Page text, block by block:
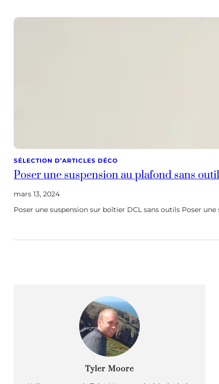
SÉLECTION D’ARTICLES DÉCO
Poser une suspension au plafond sans
mars 13, 2024
Poser une suspension sur boîtier DCL sans outils Poser
Tyler Moore